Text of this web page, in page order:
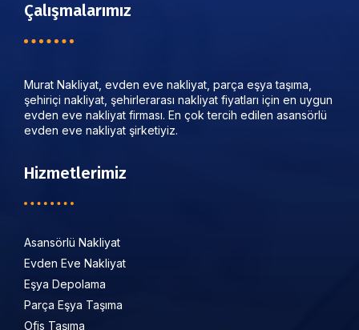
Çalışmalarımız
Murat Nakliyat, evden eve nakliyat, parça eşya taşıma,
şehiriçi nakliyat, şehirlerarası nakliyat fiyatları için en uygun
evden eve nakliyat firması. En çok tercih edilen asansörlü
evden eve nakliyat şirketiyiz.
Hizmetlerimiz
Asansörlü Nakliyat
Evden Eve Nakliyat
Eşya Depolama
Parça Eşya Taşıma
Ofis Taşıma